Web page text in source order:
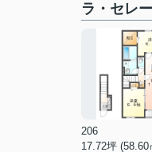
ラ・セレ
206
17.72坪 (58.60